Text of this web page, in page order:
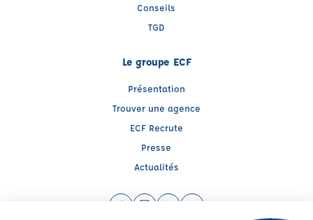
Conseils
TGD
Le groupe ECF
Présentation
Trouver une agence
ECF Recrute
Presse
Actualités